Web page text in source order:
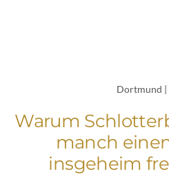
Dortmund |
Warum
manch
insgeheim